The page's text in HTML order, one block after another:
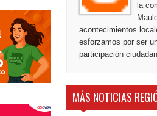
la
acontecimientos
esforzamos por ser
participación
MÁS NOTICIAS